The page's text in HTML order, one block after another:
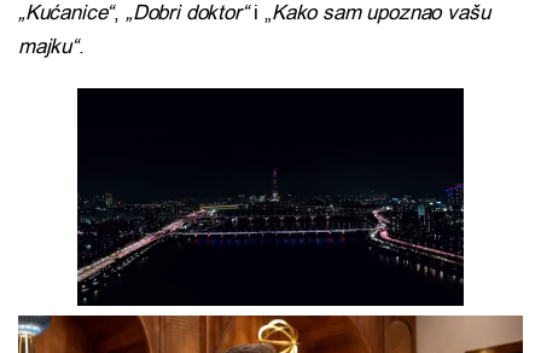
„Kućanice“, „Dobri doktor“i „Kako sam upoznao vašu
majku“.